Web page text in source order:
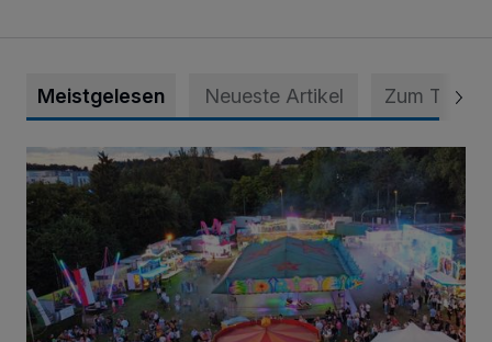
Meistgelesen Neueste Artikel Zum Thema
Vier Tage mit vollem Programm